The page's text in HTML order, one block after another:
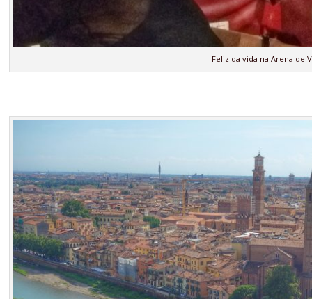
Feliz da vida na Arena de